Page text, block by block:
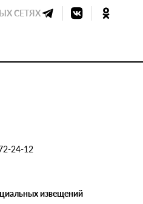
СЕТЯХ
24-12
извещений